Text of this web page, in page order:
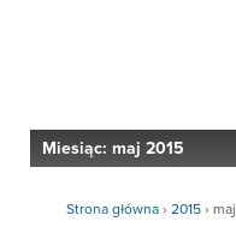
Miesiąc: maj 2015
Strona główna › 2015 › maj